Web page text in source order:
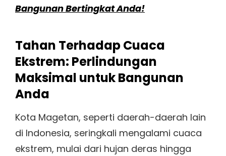
Bangunan Bertingkat Anda!
Tahan Terhadap Cuaca
Ekstrem: Perlindungan
Maksimal untuk Bangunan
Anda
Kota Magetan, seperti daerah-daerah lain
di Indonesia, seringkali mengalami cuaca
ekstrem, mulai dari hujan deras hingga